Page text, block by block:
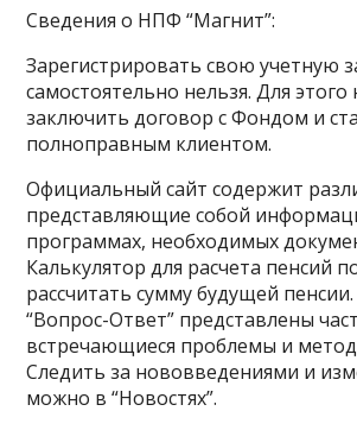
Сведения о НПФ “Магнит”:
Зарегистрировать свою учетную
самостоятельно нельзя. Для этого
заключить договор с Фондом и
полноправным клиентом.
Официальный сайт содержит
представляющие собой
программах, необходимых
Калькулятор для расчета пенсий
рассчитать сумму будущей
“Вопрос-Ответ” представлены
встречающиеся проблемы и
Следить за нововведениями и
можно в “Новостях”.